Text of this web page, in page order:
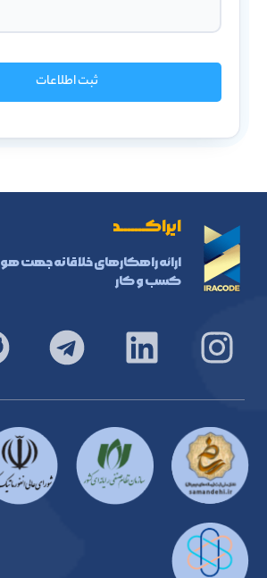
ثبت اطلاعات
ایراکـــــــد
ارائه راهکارهای خلاقانه جهت
کسب و کار